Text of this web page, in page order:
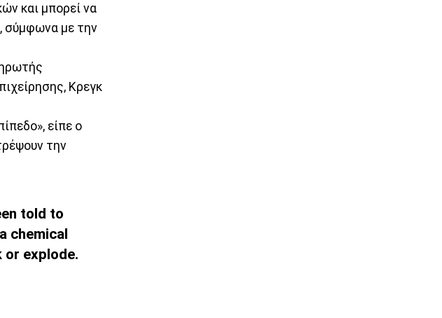
και μπορεί να
σύμφωνα με την
Κρεγκ
είπε ο
την
told to
chemical
or explode.